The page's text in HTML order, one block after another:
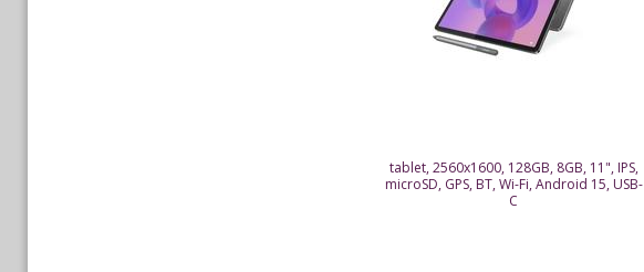
tablet, 2560x1600, 128GB, 8GB, 11", IPS,
microSD, GPS, BT, Wi-Fi, Android 15, USB-
C